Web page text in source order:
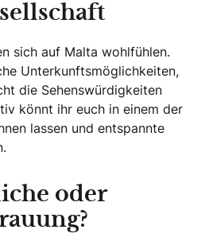
sich auf Malta wohlfühlen.
Unterkunftsmöglichkeiten,
die Sehenswürdigkeiten
könnt ihr euch in einem der
lassen und entspannte
oder